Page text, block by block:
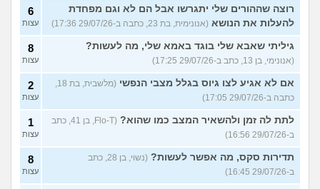
רוצה שההורים שלי יתגרשו אבל הם לא וגם מפחדת
להעלות את הנושא (אנונימית, בת 23, כתבה ב-29/07/26 17:36)
6
עצות
גיליתי שאבא שלי בוגד באמא שלי, מה לעשות?
(אנונימי, בן 13, כתב ב-29/07/26 17:25)
8
עצות
אם לא אגיע לצו גיוס בגלל מצבי הנפשי
(מלשבית, בת 18,
כתבה ב-29/07/26 17:05)
2
עצות
לתת לה זמן ולהשאיר המצב כמו שהוא?
(Flo-T, בן 41, כתב
ב-29/07/26 16:56)
1
עצות
תדירות סקס, מה אפשר לעשות?
(נשוי, בן 28, כתב
ב-29/07/26 16:45)
8
עצות